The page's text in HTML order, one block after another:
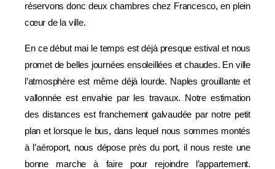
réservons donc deux chambres chez Francesco, en plein
cœur de la ville.
En ce début mai le temps est déjà presque estival et nous
promet de belles journées ensoleillées et chaudes. En ville
l’atmosphère est même déjà lourde. Naples grouillante et
vallonnée est envahie par les travaux. Notre estimation
des distances est franchement galvaudée par notre petit
plan et lorsque le bus, dans lequel nous sommes montés
à l’aéroport, nous dépose près du port, il nous reste une
bonne marche à faire pour rejoindre l’appartement.